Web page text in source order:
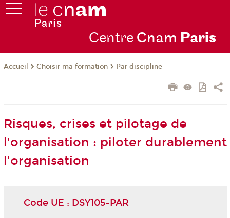
Centre Cnam Paris
Accueil Choisir ma formation Par discipline
Risques, crises et pilotage de
l'organisation : piloter durablement
l'organisation
Code UE : DSY105-PAR